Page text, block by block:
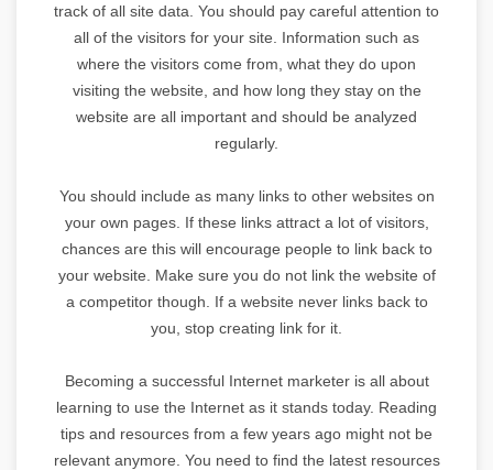
track of all site data. You should pay careful attention to
all of the visitors for your site. Information such as
where the visitors come from, what they do upon
visiting the website, and how long they stay on the
website are all important and should be analyzed
regularly.
You should include as many links to other websites on
your own pages. If these links attract a lot of visitors,
chances are this will encourage people to link back to
your website. Make sure you do not link the website of
a competitor though. If a website never links back to
you, stop creating link for it.
Becoming a successful Internet marketer is all about
learning to use the Internet as it stands today. Reading
tips and resources from a few years ago might not be
relevant anymore. You need to find the latest resources